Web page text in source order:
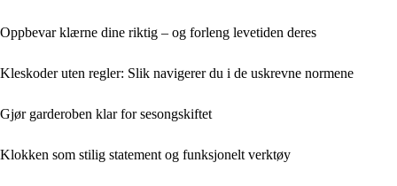
Oppbevar klærne dine riktig – og forleng levetiden deres
Kleskoder uten regler: Slik navigerer du i de uskrevne normene
Gjør garderoben klar for sesongskiftet
Klokken som stilig statement og funksjonelt verktøy